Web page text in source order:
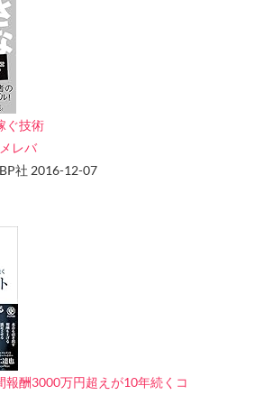
ぐ技術
レバ
社 2016-12-07
報酬3000万円超えが10年続くコ